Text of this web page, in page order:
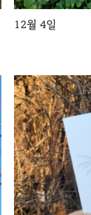
12월 4일